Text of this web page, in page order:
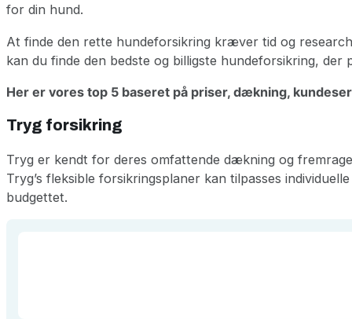
for din hund.
At finde den rette hundeforsikring kræver tid og
kan du finde den bedste og billigste hundeforsikring, der
Her er vores top 5 baseret på priser, dækning,
Tryg forsikring
Tryg er kendt for deres omfattende dækning og
Tryg’s fleksible forsikringsplaner kan tilpasses
budgettet.